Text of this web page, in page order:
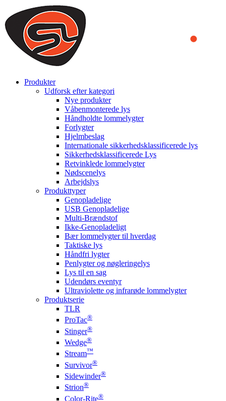
We use cookies to ensure that we provide you the best experience
on our website. By continuing to browse this website, you accept
that cookies are used to help us analyze how the website is used and
to offer you a better experience. To learn more or to find out how
you can disable cookies, you can access our
Produkter
Udforsk efter kategori
Nye produkter
Våbenmonterede lys
Håndholdte lommelygter
Forlygter
Hjelmbeslag
Internationale sikkerhedsklassificerede lys
Sikkerhedsklassificerede Lys
Retvinklede lommelygter
Nødscenelys
Arbejdslys
Produkttyper
Genopladelige
USB Genopladelige
Multi-Brændstof
Ikke-Genopladeligt
Bær lommelygter til hverdag
Taktiske lys
Håndfri lygter
Penlygter og nøgleringelys
Lys til en sag
Udendørs eventyr
Ultraviolette og infrarøde lommelygter
Produktserie
TLR
ProTac®
Stinger®
Wedge®
Stream™
Survivor®
Sidewinder®
Strion®
Color-Rite®